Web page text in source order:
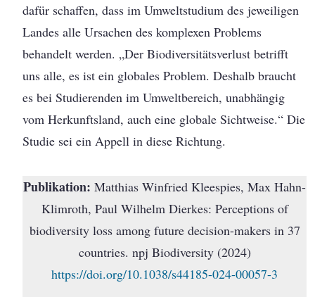
dafür schaffen, dass im Umweltstudium des jeweiligen
Landes alle Ursachen des komplexen Problems
behandelt werden. „Der Biodiversitätsverlust betrifft
uns alle, es ist ein globales Problem. Deshalb braucht
es bei Studierenden im Umweltbereich, unabhängig
vom Herkunftsland, auch eine globale Sichtweise.“ Die
Studie sei ein Appell in diese Richtung.
Publikation: Matthias Winfried Kleespies, Max Hahn-
Klimroth, Paul Wilhelm Dierkes: Perceptions of
biodiversity loss among future decision-makers in 37
countries. npj Biodiversity (2024)
https://doi.org/10.1038/s44185-024-00057-3